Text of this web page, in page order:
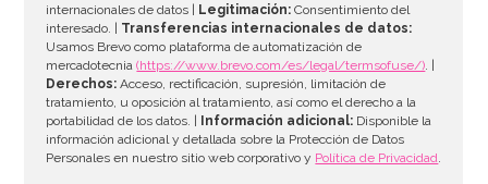
Stand para Tartas Azul Vintage 29 cm
37,95€
internacionales de datos |
Legitimación: Consentimiento del
interesado. | Transferencias internacionales de datos:
Usamos Brevo como plataforma de automatización de
mercadotecnia(https://www.brevo.com/es/legal/termsofuse/). |
Derechos: Acceso, rectificación, supresión, limitación de
tratamiento, u oposición al tratamiento, así como el derecho a la
portabilidad de los datos. |
Información adicional: Disponible la
información adicional y detallada sobre la Protección de Datos
Personales en nuestro sitio web corporativo y Política de Privacidad.